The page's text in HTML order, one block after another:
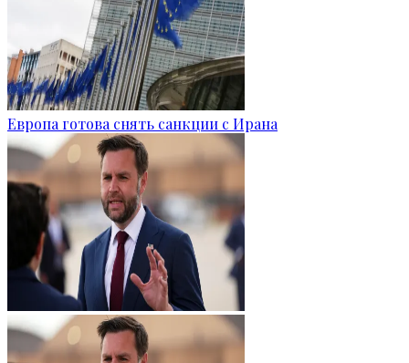
Европа готова снять санкции с Ирана